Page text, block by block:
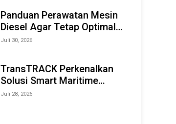
Offshore Expo (IMOX) 2026
Panduan Perawatan Mesin
Diesel Agar Tetap Optimal
dan Tahan Lama
Juli 30, 2026
TransTRACK Perkenalkan
Solusi Smart Maritime
Monitoring Berbasis AI dan
Juli 28, 2026